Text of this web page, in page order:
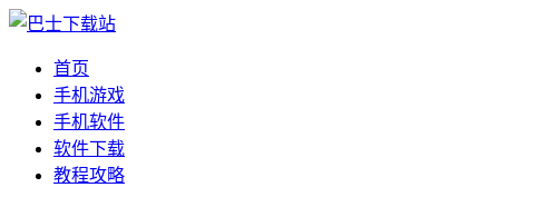
首页
手机游戏
手机软件
软件下载
教程攻略